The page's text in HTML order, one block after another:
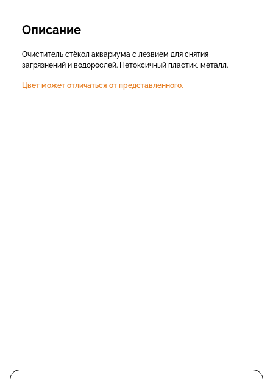
Описание
Очиститель стёкол аквариума с лезвием для снятия
загрязнений и водорослей. Нетоксичный пластик, металл.
Цвет может отличаться от представленного.